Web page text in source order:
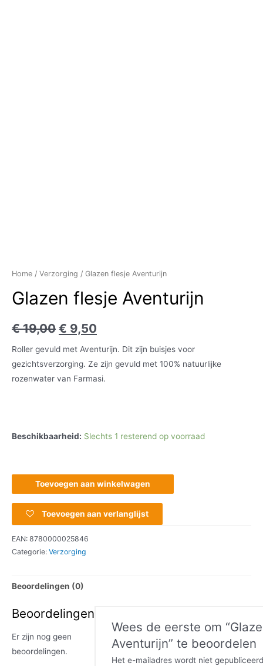
Home / Verzorging / Glazen flesje Aventurijn
Glazen flesje Aventurijn
€19,00 € 9,50
Roller gevuld met Aventurijn. Dit zijn buisjes voor
gezichtsverzorging. Ze zijn gevuld met 100% natuurlijke
rozenwater van Farmasi.
Beschikbaarheid: Slechts 1 resterend op voorraad
Toevoegen aan winkelwagen
Toevoegen aan verlanglijst
EAN: 8780000025846
Categorie: Verzorging
Beoordelingen (0)
Beoordelingen
Er zijn nog geen
beoordelingen.
Wees de eerste om
Aventurijn” te beoordelen
Het e-mailadres wordt niet